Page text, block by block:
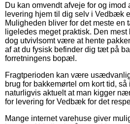
Du kan omvendt afveje for og imod
levering hjem til dig selv i Vedbæk
Muligheden bliver for det meste en
ligeledes meget praktisk. Den mest
dog utvivlsomt være at hente
af at du fysisk befinder dig tæt på
forretningens bopæl.
Fragtperioden kan være
brug for bakkemørtel om kort tid,
naturligvis aktuelt at man kigger
for levering for Vedbæk for det
Mange internet varehuse giver